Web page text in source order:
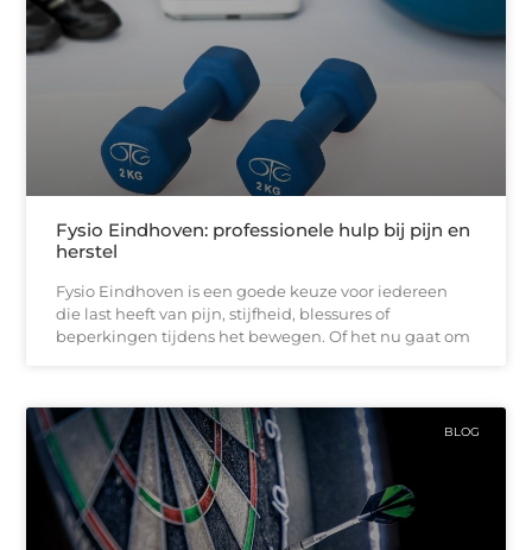
Fysio Eindhoven: professionele hulp bij pijn en
herstel
Fysio Eindhoven is een goede keuze voor iedereen
die last heeft van pijn, stijfheid, blessures of
beperkingen tijdens het bewegen. Of het nu gaat om
BLOG